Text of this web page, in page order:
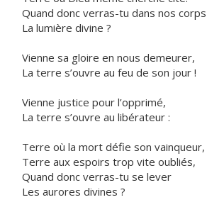
Quand donc verras-tu dans nos corps
La lumière divine ?
Vienne sa gloire en nous demeurer,
La terre s’ouvre au feu de son jour !
Vienne justice pour l’opprimé,
La terre s’ouvre au libérateur :
Terre où la mort défie son vainqueur,
Terre aux espoirs trop vite oubliés,
Quand donc verras-tu se lever
Les aurores divines ?